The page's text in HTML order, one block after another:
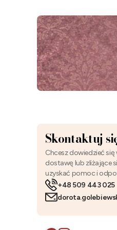
Skontaktuj
Chcesz dowiedzieć
dostawę lub zliżające
uzyskać pomoc i
+48 509 443 025